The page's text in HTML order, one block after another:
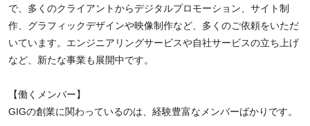
で、多くのクライアントからデジタルプロモーション、サイト制
作、グラフィックデザインや映像制作など、多くのご依頼をいただ
いています。エンジニアリングサービスや自社サービスの立ち上げ
など、新たな事業も展開中です。
【働くメンバー】
GIGの創業に関わっているのは、経験豊富なメンバーばかりです。